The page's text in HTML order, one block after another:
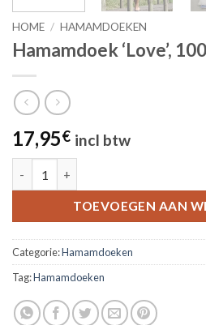
HOME / HAMAMDOEKEN
Hamamdoek ‘Love’,
17,95€ incl btw
TOEVOEGEN AAN
Categorie:Hamamdoeken
Tag:Hamamdoeken